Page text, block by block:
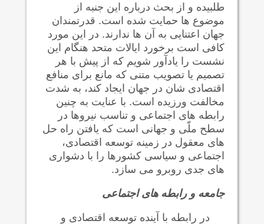
طلبیده و از بحث درباره این جنبه از
موضوع ها حمایت شده است. قدرتمندان
جهان اعتنایی به آن ها ندارند. در این مورد
کافی است برخورد ایالات متحد هنگام این
نشست را یادآور شویم که از پیش با هر
تصميم یا تصويب متنی که مانع برای منافع
اقتصادی شان در جهان ايجاد کند، به شدت
مخالفت ورزيده است. با عنایت به چنین
رابطه های اجتماعی و تناسب نیروها در
سطح ملّی و جهانی است که یافتن راه حل
های معقول در زمينه توسعه اقتصادی،
اجتماعی و سیاسی کشورها را با دشواری
های جدی روبرو می سازد.
جامعه و رابطه های اجتماعی
در رابطه با آینده توسعه اقتصادی و